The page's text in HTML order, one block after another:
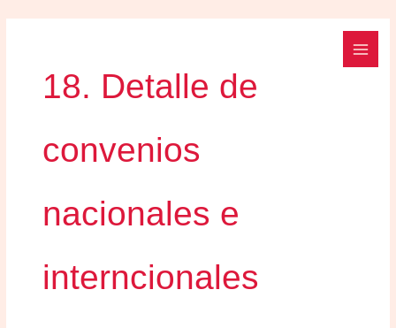
contenido18. Detalle de
convenios
nacionales e
interncionales